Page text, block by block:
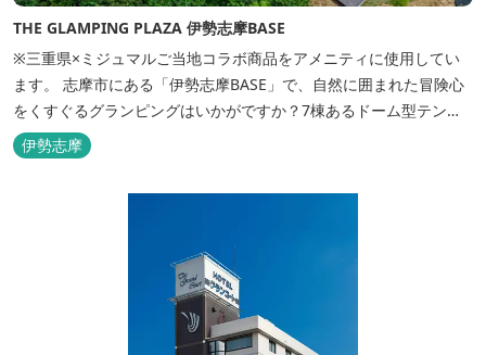
THE GLAMPING PLAZA 伊勢志摩BASE
※三重県×ミジュマルご当地コラボ商品をアメニティに使用してい
ます。 志摩市にある「伊勢志摩BASE」で、自然に囲まれた冒険心
をくすぐるグランピングはいかがですか？7棟あるドーム型テント
での宿泊やFREE BARのサービス、伊勢志摩の特産を使ったBBQ
が、楽しいひとときを演出します。温暖な伊勢志摩で、特別なリゾ
伊勢志摩